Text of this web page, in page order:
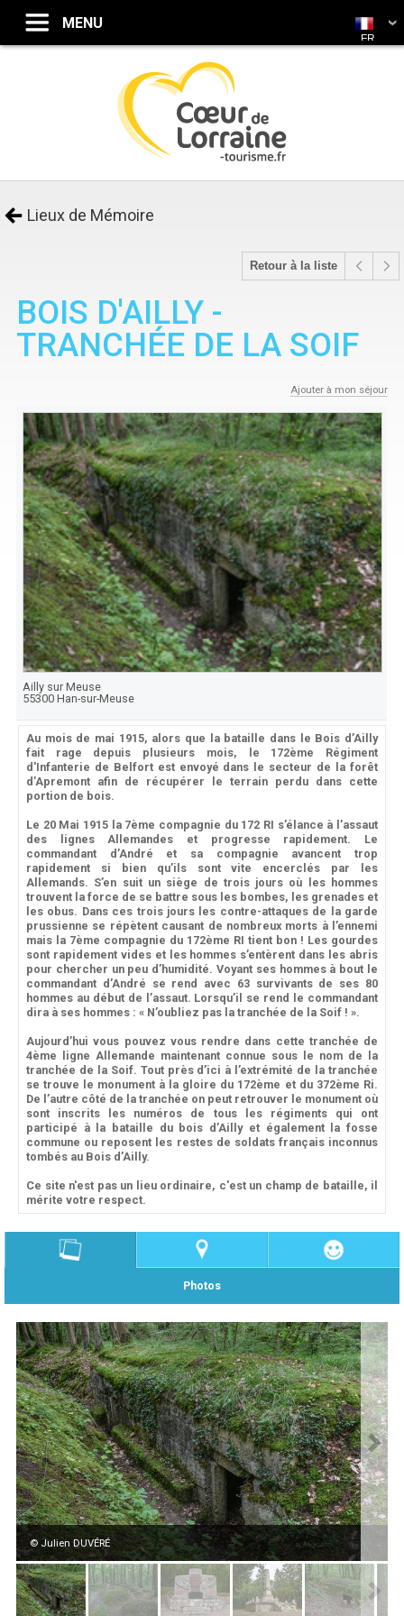
Lieux de Mémoire
Retour à la liste
BOIS D'AILLY -
TRANCHÉE DE LA SOIF
Ajouter à mon séjour
Ailly sur Meuse
55300Han-sur-Meuse
Au mois de mai 1915, alors que la bataille dans le Bois d’Ailly
fait rage depuis plusieurs mois, le 172ème Régiment
d'Infanterie de Belfort est envoyé dans le secteur de la forêt
d’Apremont afin de récupérer le terrain perdu dans cette
portion de bois.
Le 20 Mai 1915 la 7ème compagnie du 172 RI s’élance à l’assaut
des lignes Allemandes et progresse rapidement. Le
commandant d’André et sa compagnie avancent trop
rapidement si bien qu’ils sont vite encerclés par les
Allemands. S’en suit un siège de trois jours où les hommes
trouvent la force de se battre sous les bombes, les grenades et
les obus. Dans ces trois jours les contre-attaques de la garde
prussienne se répètent causant de nombreux morts à l’ennemi
mais la 7ème compagnie du 172ème RI tient bon ! Les gourdes
sont rapidement vides et les hommes s’entèrent dans les abris
pour chercher un peu d’humidité. Voyant ses hommes à bout le
commandant d’André se rend avec 63 survivants de ses 80
hommes au début de l’assaut. Lorsqu’il se rend le commandant
dira à ses hommes : « N’oubliez pas la tranchée de la Soif ! ».
Aujourd’hui vous pouvez vous rendre dans cette tranchée de
4ème ligne Allemande maintenant connue sous le nom de la
tranchée de la Soif. Tout près d’ici à l’extrémité de la tranchée
se trouve le monument à la gloire du 172ème et du 372ème Ri.
De l’autre côté de la tranchée on peut retrouver le monument où
sont inscrits les numéros de tous les régiments qui ont
participé à la bataille du bois d’Ailly et également la fosse
commune ou reposent les restes de soldats français inconnus
tombés au Bois d’Ailly.
Ce site n'est pas un lieu ordinaire, c'est un champ de bataille, il
mérite votre respect.
Photos
© Julien DUVÉRÉ
FR